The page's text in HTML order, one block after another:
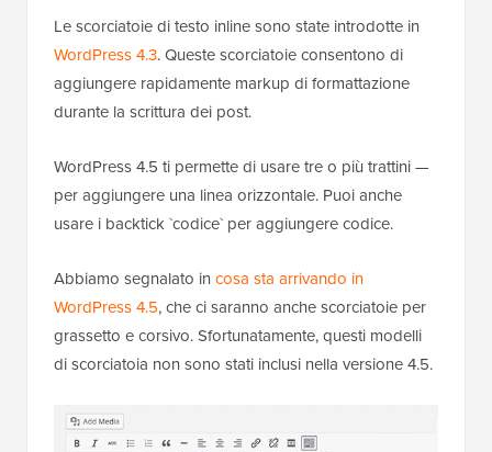
Le scorciatoie di testo inline sono state introdotte in
WordPress 4.3. Queste scorciatoie consentono di
aggiungere rapidamente markup di formattazione
durante la scrittura dei post.
WordPress 4.5 ti permette di usare tre o più trattini —
per aggiungere una linea orizzontale. Puoi anche
usare i backtick `codice` per aggiungere codice.
Abbiamo segnalato in cosa sta arrivando in
WordPress 4.5, che ci saranno anche scorciatoie per
grassetto e corsivo. Sfortunatamente, questi modelli
di scorciatoia non sono stati inclusi nella versione 4.5.